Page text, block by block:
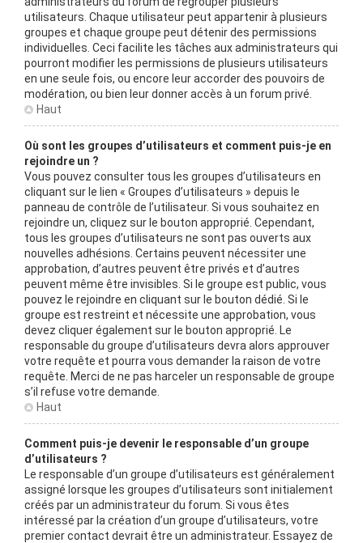
utilisateurs. Chaque utilisateur peut appartenir à plusieurs
groupes et chaque groupe peut détenir des permissions
individuelles. Ceci facilite les tâches aux administrateurs qui
pourront modifier les permissions de plusieurs utilisateurs
en une seule fois, ou encore leur accorder des pouvoirs de
modération, ou bien leur donner accès à un forum privé.
Haut
Où sont les groupes d’utilisateurs et comment puis-je en
rejoindre un ?
Vous pouvez consulter tous les groupes d’utilisateurs en
cliquant sur le lien « Groupes d’utilisateurs » depuis le
panneau de contrôle de l’utilisateur. Si vous souhaitez en
rejoindre un, cliquez sur le bouton approprié. Cependant,
tous les groupes d’utilisateurs ne sont pas ouverts aux
nouvelles adhésions. Certains peuvent nécessiter une
approbation, d’autres peuvent être privés et d’autres
peuvent même être invisibles. Si le groupe est public, vous
pouvez le rejoindre en cliquant sur le bouton dédié. Si le
groupe est restreint et nécessite une approbation, vous
devez cliquer également sur le bouton approprié. Le
responsable du groupe d’utilisateurs devra alors approuver
votre requête et pourra vous demander la raison de votre
requête. Merci de ne pas harceler un responsable de groupe
s’il refuse votre demande.
Haut
Comment puis-je devenir le responsable d’un groupe
d’utilisateurs ?
Le responsable d’un groupe d’utilisateurs est généralement
assigné lorsque les groupes d’utilisateurs sont initialement
créés par un administrateur du forum. Si vous êtes
intéressé par la création d’un groupe d’utilisateurs, votre
premier contact devrait être un administrateur. Essayez de